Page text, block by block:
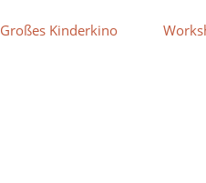
Großes Kinderkino